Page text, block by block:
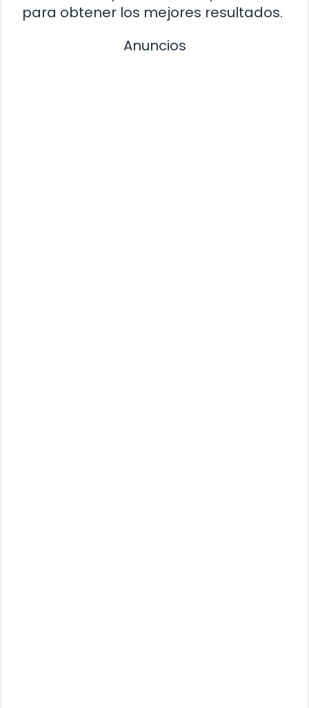
para obtener los mejores resultados.
Anuncios